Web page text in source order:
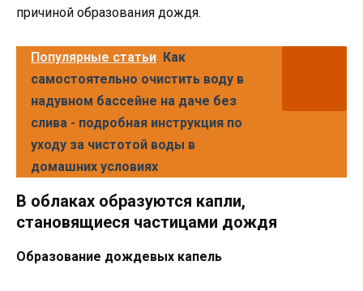
причиной образования дождя.
Популярные статьи Как
самостоятельно очистить воду в
надувном бассейне на даче без
слива - подробная инструкция по
уходу за чистотой воды в
домашних условиях
В облаках образуются капли,
становящиеся частицами дождя
Образование дождевых капель